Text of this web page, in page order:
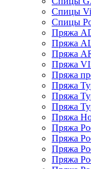
Спицы
Спицы
Пряжа
Пряжа
Пряжа
Пряжа
Пряжа
Пряжа
Пряжа
Пряжа
Пряжа
Пряжа
Пряжа
Пряжа
Пряжа